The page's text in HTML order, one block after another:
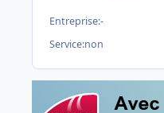
Entreprise:-
Service:non